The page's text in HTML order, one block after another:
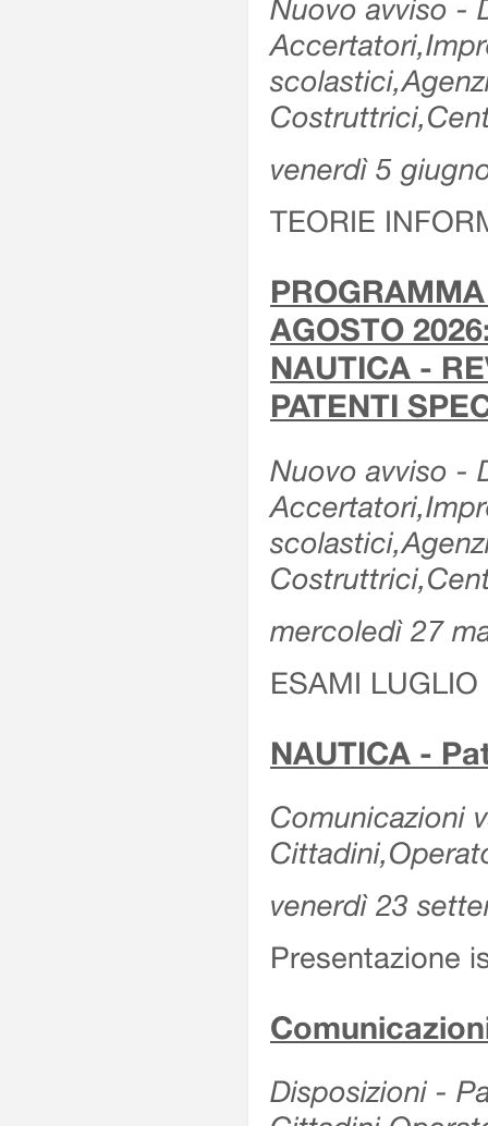
Nuovo avviso -
venerdì 5
TEORIE
AGOSTO
NAUTICA -
PATENTI
Nuovo avviso -
mercoledì 27
ESAMI
NAUTICA -
Comunicazioni
venerdì 23
Presentazione
Disposizioni -